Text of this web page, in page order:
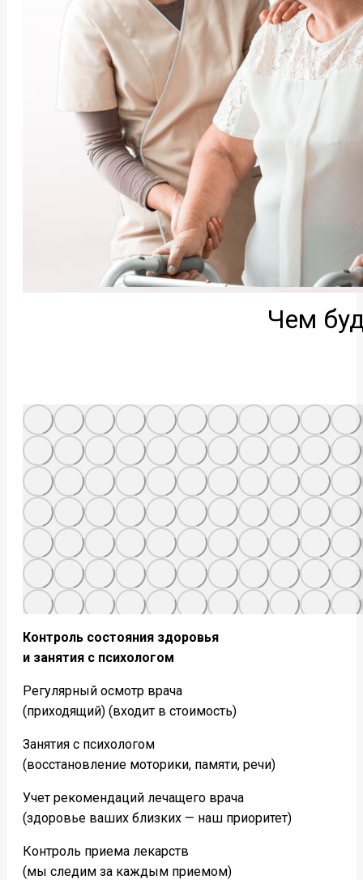
Чем
Контроль состояния здоровья
и занятия с психологом
Регулярный осмотр врача
(приходящий) (входит в стоимость)
Занятия с психологом
(восстановление моторики, памяти, речи)
Учет рекомендаций лечащего врача
(здоровье ваших близких — наш приоритет)
Контроль приема лекарств
(мы следим за каждым приемом)